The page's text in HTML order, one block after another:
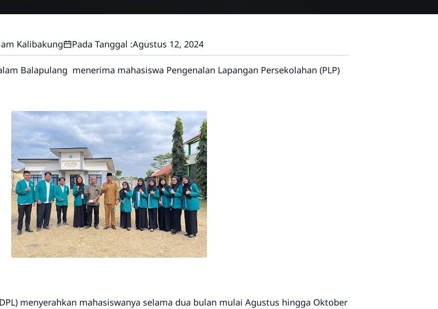
Kalibakung Pada Tanggal :Agustus 12, 2024
Balapulang menerima mahasiswa Pengenalan Lapangan Persekolahan (PLP)
menyerahkan mahasiswanya selama dua bulan mulai Agustus hingga Oktober